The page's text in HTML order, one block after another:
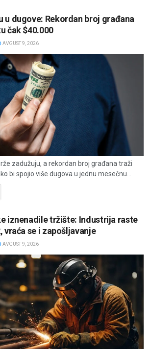
u dugove: Rekordan broj građana
čak $40.000
AVGUST 9, 2026
zadužuju, a rekordan broj građana traži
bi spojio više dugova u jednu mesečnu...
iznenadile tržište: Industrija raste
vraća se i zapošljavanje
AVGUST 9, 2026